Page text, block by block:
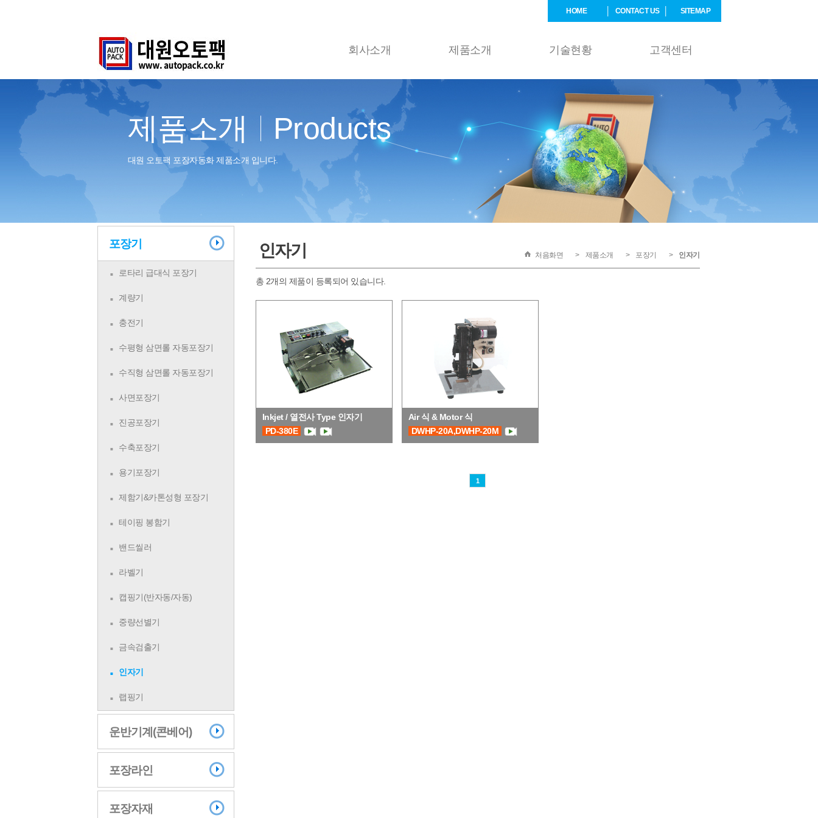
HOME CONTACT US SITEMAP
회사소개 제품소개 기술현황 고객센터
제품소개 Products
대원 오토팩 포장자동화 제품소개 입니다.
포장기
로타리 급대식 포장기
계량기
충전기
수평형 삼면롤 자동포장기
수직형 삼면롤 자동포장기
사면포장기
진공포장기
수축포장기
용기포장기
제함기&카톤성형 포장기
테이핑 봉함기
밴드씰러
라벨기
캡핑기(반자동/자동)
중량선별기
금속검출기
인자기
랩핑기
운반기계(콘베어)
포장라인
포장자재
인자기 처음화면 제품소개 포장기 인자기
총 2개의 제품이 등록되어 있습니다.
Inkjet / 열전사 Type 인자기
PD-380E
Air 식 & Motor 식
DWHP-20A,DWHP-20M
1